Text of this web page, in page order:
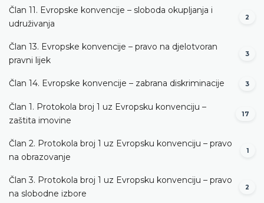
Član 11. Evropske konvencije – sloboda okupljanja i
udruživanja
2
Član 13. Evropske konvencije – pravo na djelotvoran
pravni lijek
3
Član 14. Evropske konvencije – zabrana diskriminacije 3
Član 1. Protokola broj 1 uz Evropsku konvenciju –
zaštita imovine
17
Član 2. Protokola broj 1 uz Evropsku konvenciju – pravo
na obrazovanje
1
Član 3. Protokola broj 1 uz Evropsku konvenciju – pravo
na slobodne izbore
2